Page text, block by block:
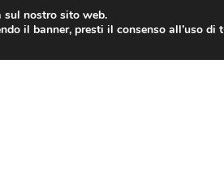
nostro sito web.
il banner, presti il consenso all’uso